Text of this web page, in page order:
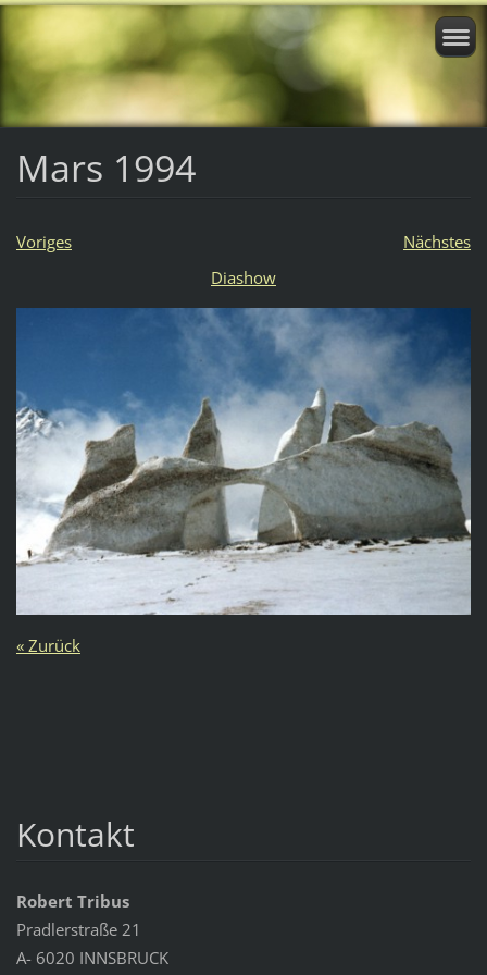
Mars 1994
Voriges
Nächstes
Diashow
« Zurück
Kontakt
Robert Tribus
Pradlerstraße 21
A- 6020 INNSBRUCK